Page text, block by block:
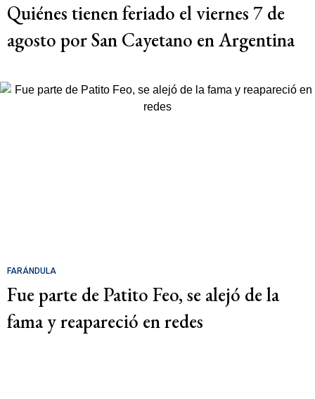
Quiénes tienen feriado el viernes 7 de
agosto por San Cayetano en Argentina
FARÁNDULA
Fue parte de Patito Feo, se alejó de la
fama y reapareció en redes